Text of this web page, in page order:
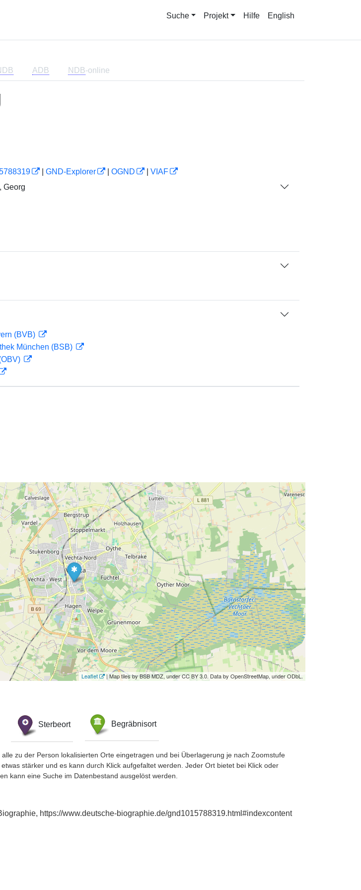
Suche Projekt Hilfe English
ADB NDB-online
GND-Explorer OGND
VIAF
Georg
(BVB)
München (BSB)
Leaflet | Map tiles by BSB MDZ, under CC BY 3.0. Data by OpenStreetMap, under ODbL.
Sterbeort Begräbnisort
zu der Person lokalisierten Orte eingetragen und bei Überlagerung je nach Zoomstufe
stärker und es kann durch Klick aufgefaltet werden. Jeder Ort bietet bei Klick oder
kann eine Suche im Datenbestand ausgelöst werden.
https://www.deutsche-biographie.de/gnd1015788319.html#indexcontent